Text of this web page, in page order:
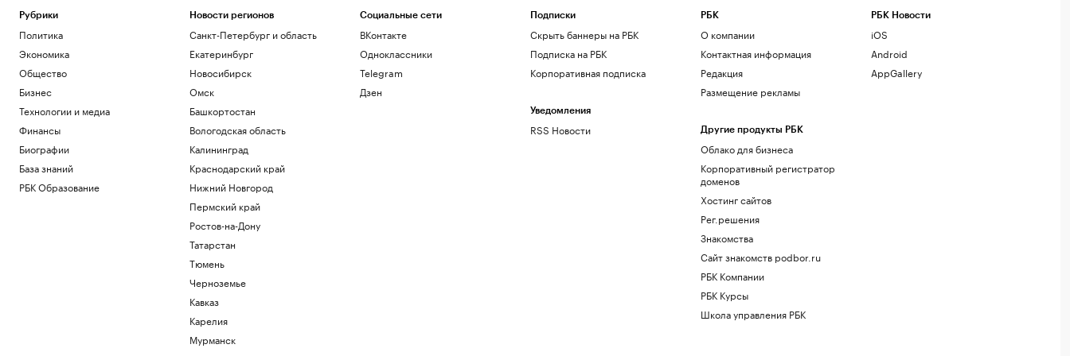
Рубрики
Политика
Экономика
Общество
Бизнес
Технологии и медиа
Финансы
Биографии
База знаний
РБК Образование
Новости регионов
Санкт-Петербург и область
Екатеринбург
Новосибирск
Омск
Башкортостан
Вологодская область
Калининград
Краснодарский край
Нижний Новгород
Пермский край
Ростов-на-Дону
Татарстан
Тюмень
Черноземье
Кавказ
Карелия
Мурманск
Социальные сети
ВКонтакте
Одноклассники
Telegram
Дзен
Подписки
Скрыть баннеры на РБК
Подписка на РБК
Корпоративная подписка
Уведомления
RSS Новости
РБК
О компании
Контактная информация
Редакция
Размещение рекламы
Другие продукты РБК
Облако для бизнеса
Корпоративный регистратор
доменов
Хостинг сайтов
Рег.решения
Знакомства
Сайт знакомств podbor.ru
РБК Компании
РБК Курсы
Школа управления РБК
РБК Новости
iOS
Android
AppGallery